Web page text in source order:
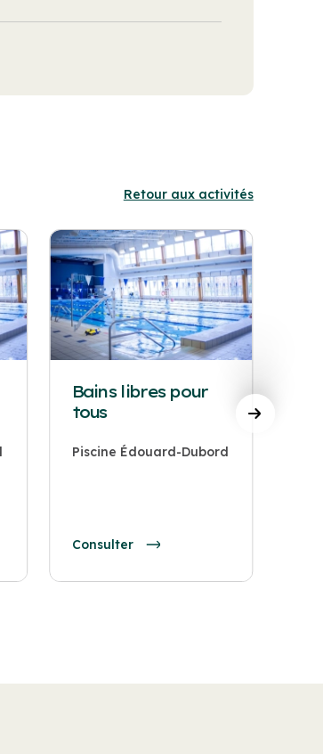
Retour aux activités
Bains libres pour
tous
Piscine Édouard-Dubord
Consulter